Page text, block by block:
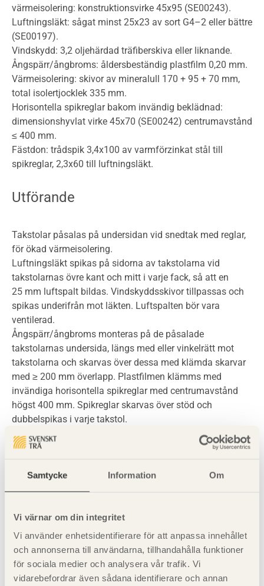
Samtycke Information Om
Vi värnar om din integritet
Vi använder enhetsidentifierare för att anpassa innehållet
och annonserna till användarna, tillhandahålla funktioner
för sociala medier och analysera vår trafik. Vi
vidarebefordrar även sådana identifierare och annan
värmeisolering: konstruktionsvirke 45x95 (SE00243).
Luftningsläkt: sågat minst 25x23 av sort G4–2 eller bättre
(SE00197).
Vindskydd: 3,2 oljehärdad träfiberskiva eller liknande.
Ångspärr/ångbroms: åldersbeständig plastfilm 0,20 mm.
Värmeisolering: skivor av mineralull 170 + 95 + 70 mm,
total isolertjocklek 335 mm.
Horisontella spikreglar bakom invändig beklädnad:
dimensionshyvlat virke 45x70 (SE00242) centrumavstånd
≤ 400 mm.
Fästdon: trådspik 3,4x100 av varmförzinkat stål till
spikreglar, 2,3x60 till luftningsläkt.
Utförande
Takstolar påsalas på undersidan vid snedtak med reglar,
för ökad värmeisolering.
Luftningsläkt spikas på sidorna av takstolarna vid
takstolarnas övre kant och mitt i varje fack, så att en
25 mm luftspalt bildas. Vindskyddsskivor tillpassas och
spikas underifrån mot läkten. Luftspalten bör vara
ventilerad.
Ångspärr/ångbroms monteras på de påsalade
takstolarnas undersida, längs med eller vinkelrätt mot
takstolarna och skarvas över dessa med klämda skarvar
med ≥ 200 mm överlapp. Plastfilmen klämms med
invändiga horisontella spikreglar med centrumavstånd
högst 400 mm. Spikreglar skarvas över stöd och
dubbelspikas i varje takstol.
Vid genomföringar ska plastfilmen klämmas mot fast
underlag. Man bör undvika att utföra genomföringar i
genomföringar för rör, rörhylsor, eldosor och dylikt i
ångspärr/ångbroms ska utföras med särskild tätmassa
skarvband och tejp för tätning av plastfilm ska vara av
material som inte skadar plastfilmens funktion under
dess livslängd. Plastfilm ska vara åldersbeständig.
Brandklassificering